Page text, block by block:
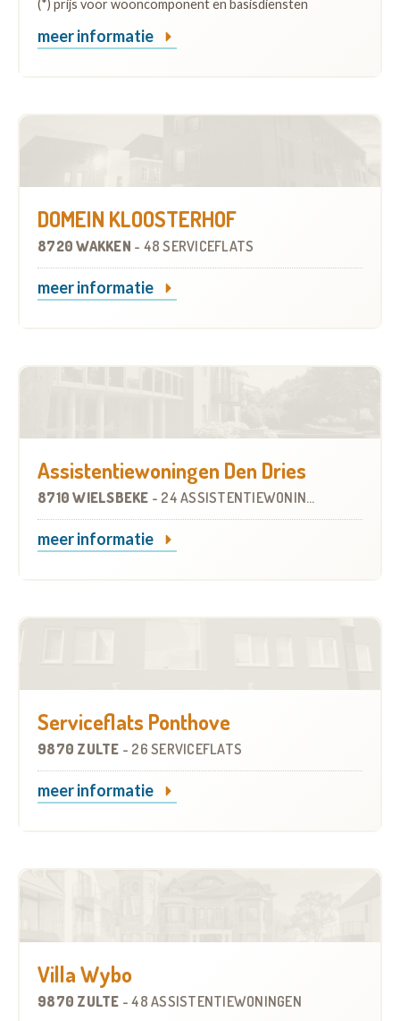
(*) prijs voor wooncomponent en basisdiensten
meer informatie
DOMEIN KLOOSTERHOF
8720 WAKKEN - 48 SERVICEFLATS
meer informatie
Assistentiewoningen Den Dries
8710 WIELSBEKE - 24 ASSISTENTIEWONINGEN
meer informatie
Serviceflats Ponthove
9870 ZULTE - 26 SERVICEFLATS
meer informatie
Villa Wybo
9870 ZULTE -48 ASSISTENTIEWONINGEN